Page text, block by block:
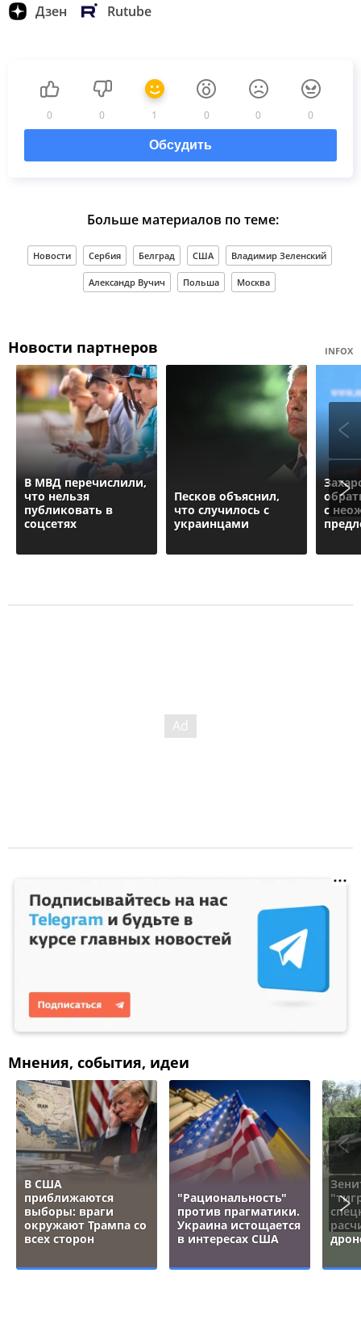
Дзен Rutube
0 0 1 0 0 0
Обсудить
Больше материалов по теме:
Новости Сербия Белград США Владимир Зеленский
Александр Вучич Польша Москва
Новости партнеров INFOX
В МВД перечислили,
что нельзя
публиковать в
соцсетях
Песков объяснил,
что случилось с
украинцами
с
Мнения, события, идеи
В США
приближаются
выборы: враги
окружают Трампа со
всех сторон
"Рациональность"
против прагматики.
Украина истощается
в интересах США